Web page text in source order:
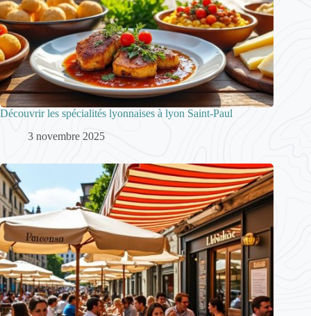
Découvrir les spécialités lyonnaises à lyon Saint-Paul
3 novembre 2025